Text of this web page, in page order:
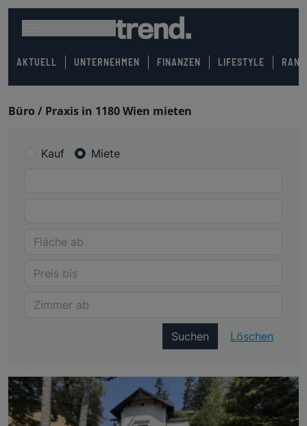
AKTUELL UNTERNEHMEN FINANZEN LIFESTYLE
Büro / Praxis in 1180 Wien mieten
Kauf Miete
Suchen Löschen